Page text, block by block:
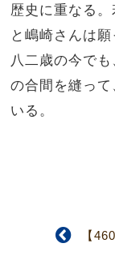
歴史に重なる。
と嶋崎さんは願
八二歳の今で
の合間を縫っ
いる。
【